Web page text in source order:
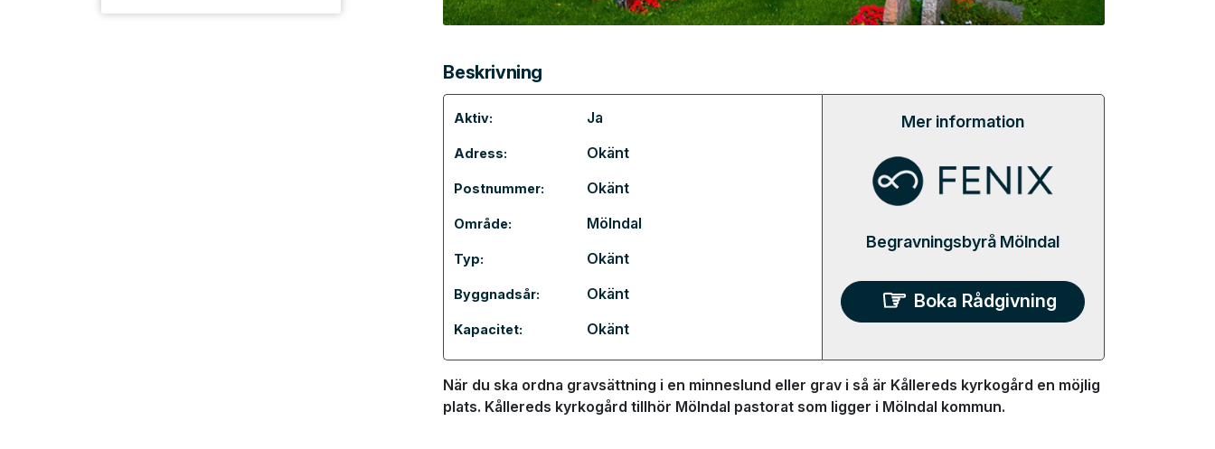
Beskrivning
Aktiv: Ja
Adress: Okänt
Postnummer: Okänt
Område: Mölndal
Typ: Okänt
Byggnadsår: Okänt
Kapacitet: Okänt
Mer information
Begravningsbyrå Mölndal
Boka Rådgivning
När du ska ordna gravsättning i en minneslund eller grav i så är Kållereds kyrkogård en möjlig
plats. Kållereds kyrkogård tillhör Mölndal pastorat som ligger i Mölndal kommun.